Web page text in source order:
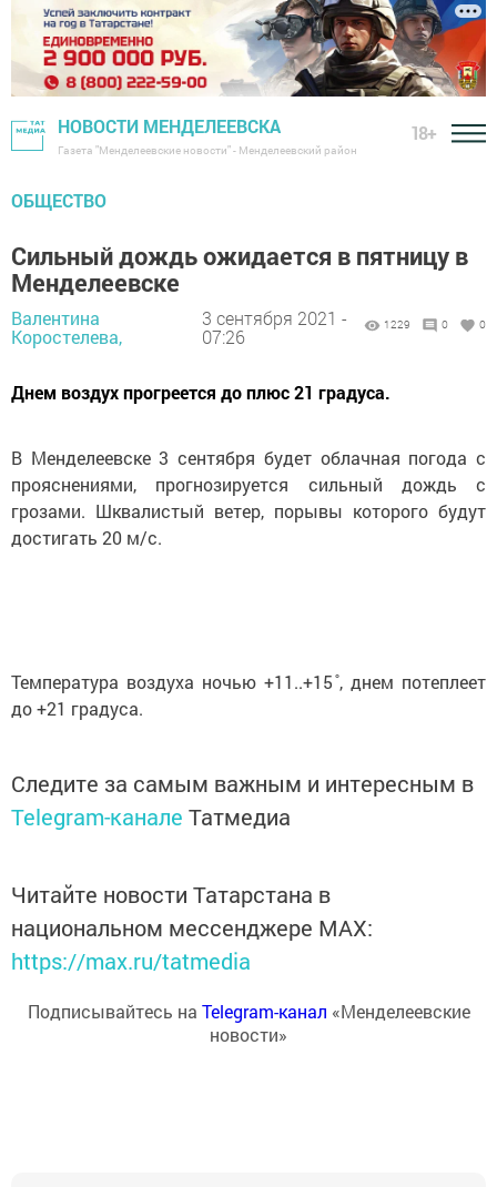
НОВОСТИ МЕНДЕЛЕЕВСКА
Газета "Менделеевские новости" - Менделеевский район
18+
ОБЩЕСТВО
Сильный дождь ожидается в пятницу в
Менделеевске
Валентина
Коростелева,
3 сентября 2021 -
07:26
1229 0 0
Днем воздух прогреется до плюс 21 градуса.
В Менделеевске 3 сентября будет облачная погода с
прояснениями, прогнозируется сильный дождь с
грозами. Шквалистый ветер, порывы которого будут
достигать 20 м/с.
Температура воздуха ночью +11..+15 ̊, днем потеплеет
до +21 градуса.
Следите за самым важным и интересным в
Telegram-канале Татмедиа
Читайте новости Татарстана в
национальном мессенджере MАХ:
https://max.ru/tatmedia
Подписывайтесь на Telegram-канал «Менделеевские
новости»